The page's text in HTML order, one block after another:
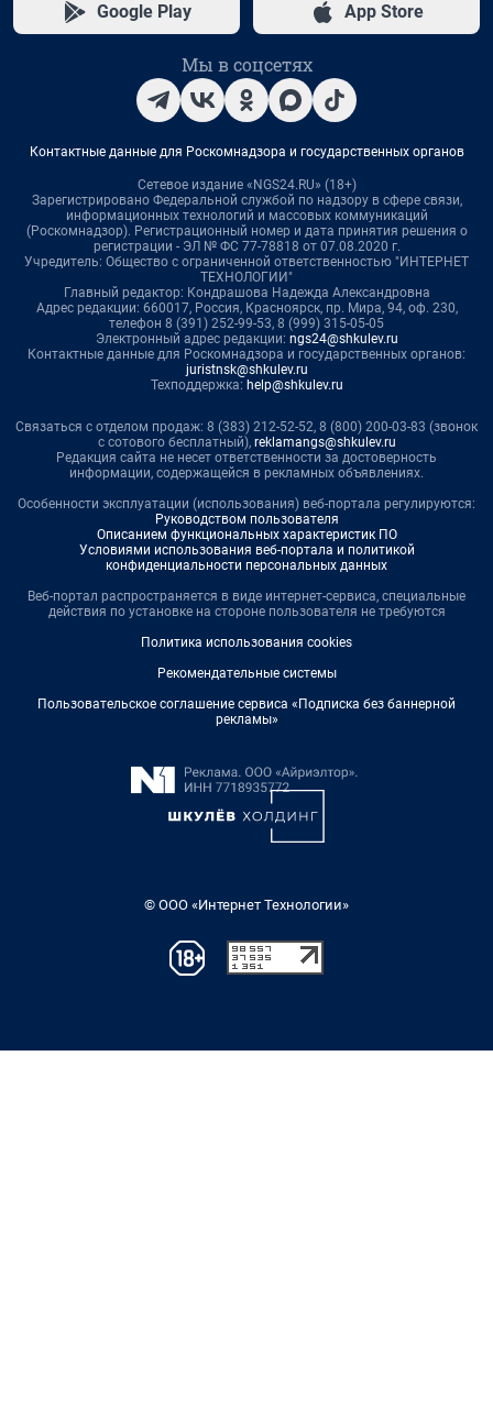
Google Play App Store
Мы в соцсетях
Контактные данные для Роскомнадзора и государственных органов
Сетевое издание «NGS24.RU» (18+)
Зарегистрировано Федеральной службой по надзору в сфере связи,
информационных технологий и массовых коммуникаций
(Роскомнадзор). Регистрационный номер и дата принятия решения о
регистрации - ЭЛ № ФС 77-78818 от 07.08.2020 г.
Учредитель: Общество с ограниченной ответственностью "ИНТЕРНЕТ
ТЕХНОЛОГИИ"
Главный редактор: Кондрашова Надежда Александровна
Адрес редакции: 660017, Россия, Красноярск, пр. Мира, 94, оф. 230,
телефон 8 (391) 252-99-53, 8 (999) 315-05-05
Электронный адрес редакции: ngs24@shkulev.ru
Контактные данные для Роскомнадзора и государственных органов:
juristnsk@shkulev.ru
Техподдержка: help@shkulev.ru
Связаться с отделом продаж: 8 (383) 212-52-52, 8 (800) 200-03-83 (звонок
с сотового бесплатный), reklamangs@shkulev.ru
Редакция сайта не несет ответственности за достоверность
информации, содержащейся в рекламных объявлениях.
Особенности эксплуатации (использования) веб-портала регулируются:
Руководством пользователя
Описанием функциональных характеристик ПО
Условиями использования веб-портала и политикой
конфиденциальности персональных данных
Веб-портал распространяется в виде интернет-сервиса, специальные
действия по установке на стороне пользователя не требуются
Политика использования cookies
Рекомендательные системы
Пользовательское соглашение сервиса «Подписка без баннерной
рекламы»
© ООО «Интернет Технологии»